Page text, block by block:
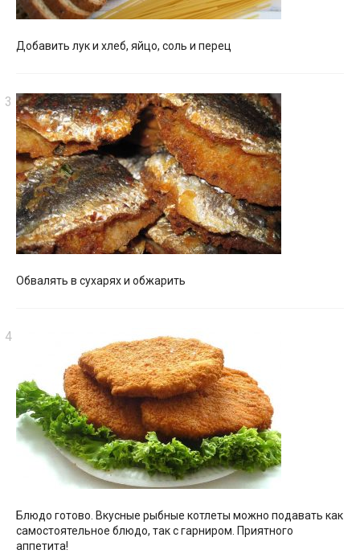
Добавить лук и хлеб, яйцо, соль и перец
Обвалять в сухарях и обжарить
Блюдо готово. Вкусные рыбные котлеты можно подавать как
самостоятельное блюдо, так с гарниром. Приятного
аппетита!